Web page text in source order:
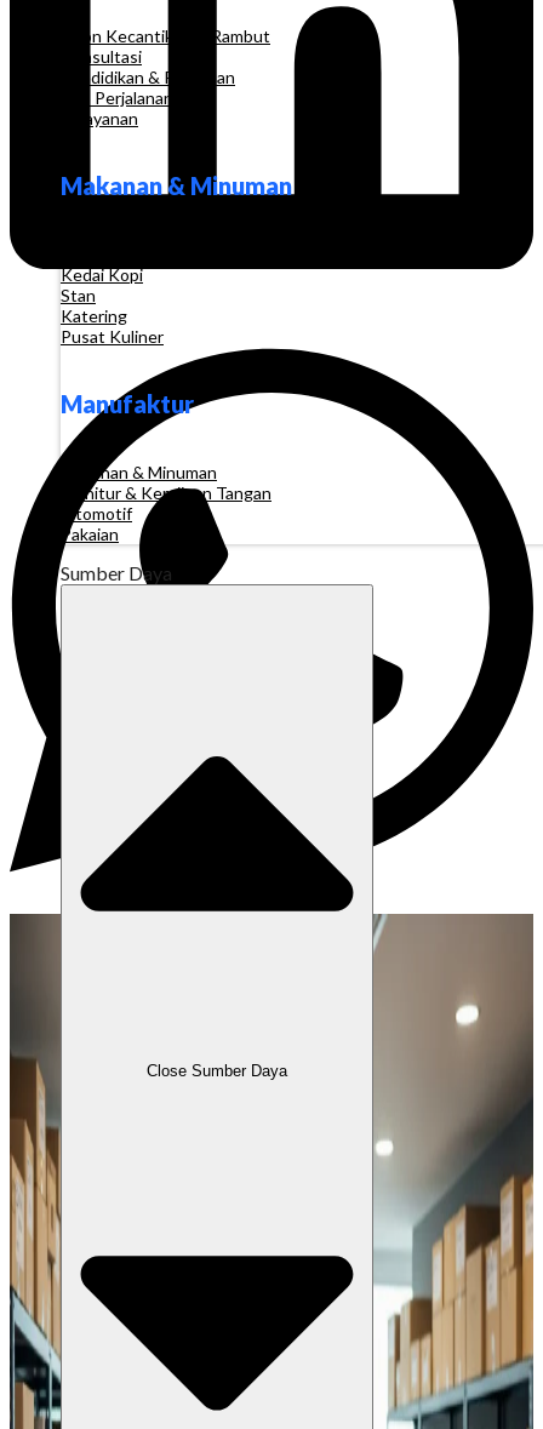
Salon Kecantikan & Rambut
Konsultasi
Pendidikan & Pelatihan
Biro Perjalanan
Pelayanan
Makanan & Minuman
Kedai Kopi
Stan
Katering
Pusat Kuliner
Manufaktur
Makanan & Minuman
Furnitur & Kerajinan Tangan
Otomotif
Pakaian
Sumber Daya
Close Sumber Daya